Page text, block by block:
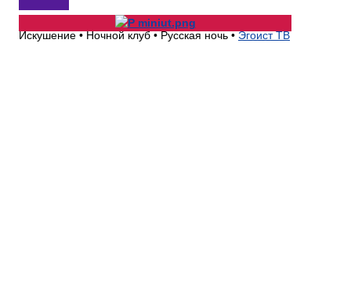
Искушение • Ночной клуб • Русская ночь • Эгоист ТВ